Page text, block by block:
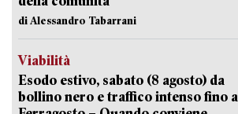
di Alessandro Tabarrani
Viabilità
Esodo estivo, sabato (8 agosto) da
bollino nero e traffico intenso fino a